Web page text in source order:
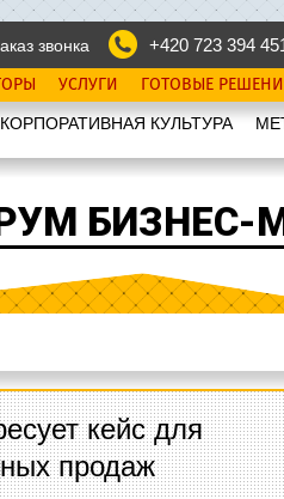
звонка +420 723 394
УСЛУГИ ГОТОВЫЕ
КОРПОРАТИВНАЯ КУЛЬТУРА
БИЗНЕС-
кейс для
продаж